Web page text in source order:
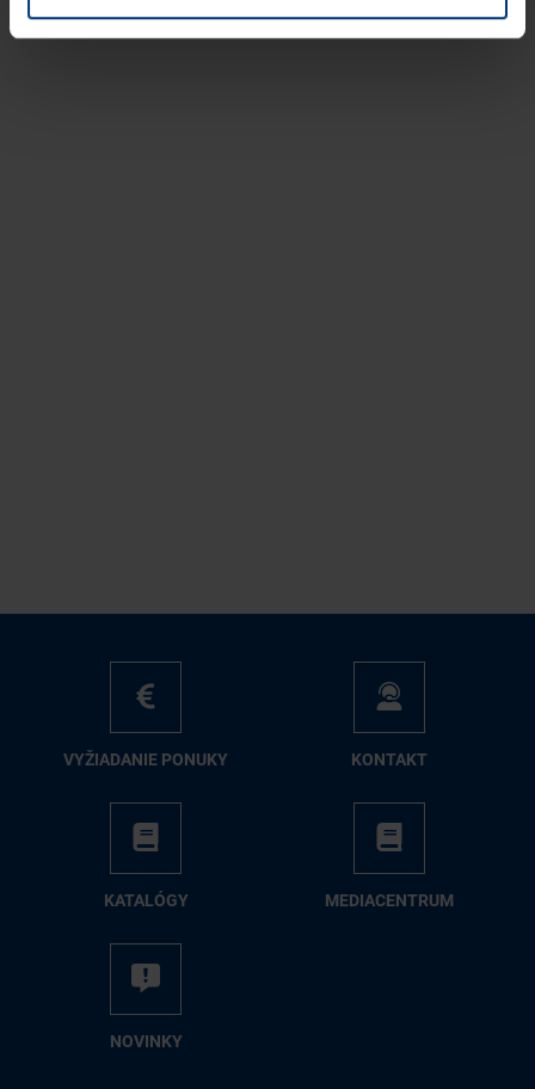
VY­ŽIA­DA­NIE PO­NU­KY KON­TAKT
KA­TA­LÓ­GY ME­DIA­CEN­TRUM
NO­VIN­KY